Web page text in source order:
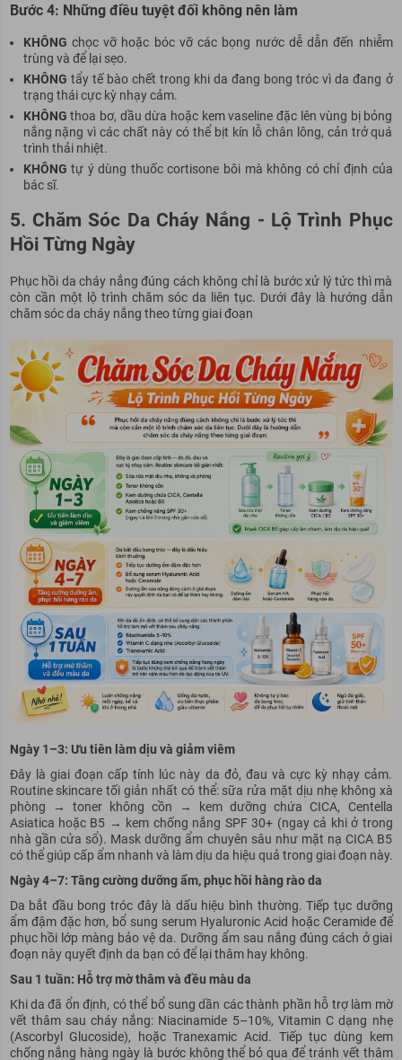
Bước 4: Những điều tuyệt đối không nên làm
KHÔNG chọc vỡ hoặc bóc vỡ các bọng nước dễ dẫn đến nhiễm
trùng và để lại sẹo.
KHÔNG tẩy tế bào chết trong khi da đang bong tróc vì da đang ở
trạng thái cực kỳ nhạy cảm.
KHÔNG thoa bơ, dầu dừa hoặc kem vaseline đặc lên vùng bị bỏng
nắng nặng vì các chất này có thể bịt kín lỗ chân lông, cản trở quá
trình thải nhiệt.
KHÔNG tự ý dùng thuốc cortisone bôi mà không có chỉ định của
bác sĩ.
5. Chăm Sóc Da Cháy Nắng - Lộ Trình Phục
Hồi Từng Ngày
Phục hồi da cháy nắng đúng cách không chỉ là bước xử lý tức thì mà
còn cần một lộ trình chăm sóc da liên tục. Dưới đây là hướng dẫn
chăm sóc da cháy nắng theo từng giai đoạn
Ngày 1–3: Ưu tiên làm dịu và giảm viêm
Đây là giai đoạn cấp tính lúc này da đỏ, đau và cực kỳ nhạy cảm.
Routine skincare tối giản nhất có thể: sữa rửa mặt dịu nhẹ không xà
phòng → toner không cồn → kem dưỡng chứa CICA, Centella
Asiatica hoặc B5 → kem chống nắng SPF 30+ (ngay cả khi ở trong
nhà gần cửa sổ). Mask dưỡng ẩm chuyên sâu như mặt nạ CICA B5
có thể giúp cấp ẩm nhanh và làm dịu da hiệu quả trong giai đoạn này.
Ngày 4–7: Tăng cường dưỡng ẩm, phục hồi hàng rào da
Da bắt đầu bong tróc đây là dấu hiệu bình thường. Tiếp tục dưỡng
ẩm đậm đặc hơn, bổ sung serum Hyaluronic Acid hoặc Ceramide để
phục hồi lớp màng bảo vệ da. Dưỡng ẩm sau nắng đúng cách ở giai
đoạn này quyết định da bạn có để lại thâm hay không.
Sau 1 tuần: Hỗ trợ mờ thâm và đều màu da
Khi da đã ổn định, có thể bổ sung dần các thành phần hỗ trợ làm mờ
vết thâm sau cháy nắng: Niacinamide 5–10%, Vitamin C dạng nhẹ
(Ascorbyl Glucoside), hoặc Tranexamic Acid. Tiếp tục dùng kem
chống nắng hàng ngày là bước không thể bỏ qua để tránh vết thâm